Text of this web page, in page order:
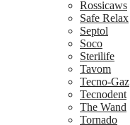
Rossicaws
Safe Relax
Septol
Soco
Sterilife
Tavom
Tecno-Gaz
Tecnodent
The Wand
Tornado